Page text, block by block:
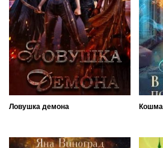
Ловушка демона